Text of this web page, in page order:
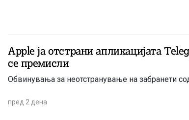
Apple ја отстрани апликацијата
се премисли
Обвинувања за неотстранување на забранети
пред 2 дена